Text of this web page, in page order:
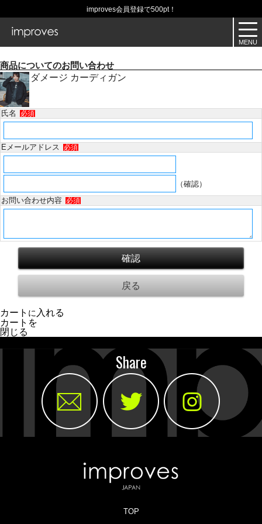
improves会員登録で500pt！
商品についてのお問い合わせ
ダメージ カーディガン
氏名 必須
Eメールアドレス 必須
（確認）
お問い合わせ内容
必須
カート に入れる
カートを
閉じる
Share
TOP